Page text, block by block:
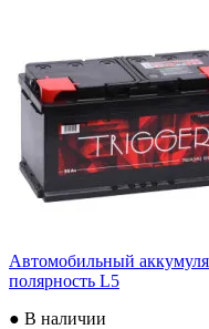
Автомобильный
полярность L5
● В наличии